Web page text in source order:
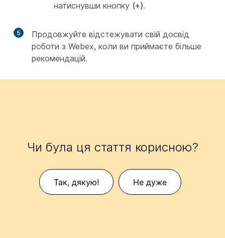
натиснувши кнопку (+).
5
Продовжуйте відстежувати свій досвід
роботи з Webex, коли ви приймаєте більше
рекомендацій.
Чи була ця стаття корисною?
Так, дякую! Не дуже